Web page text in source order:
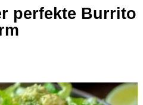
perfekte Burrito